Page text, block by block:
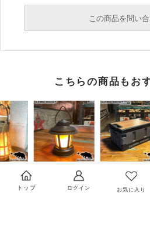
この商品を問い
必須
こちらの商品もお
トップ ログイン お気に入り